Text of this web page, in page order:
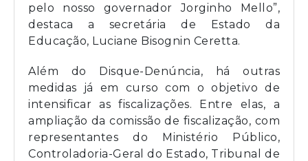
pelo nosso governador Jorginho Mello”,
destaca a secretária de Estado da
Educação, Luciane Bisognin Ceretta.
Além do Disque-Denúncia, há outras
medidas já em curso com o objetivo de
intensificar as fiscalizações. Entre elas, a
ampliação da comissão de fiscalização, com
representantes do Ministério Público,
Controladoria-Geral do Estado, Tribunal de